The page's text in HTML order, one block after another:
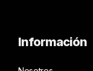
Información